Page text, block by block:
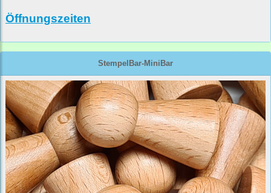
Öffnungszeiten
StempelBar-MiniBar